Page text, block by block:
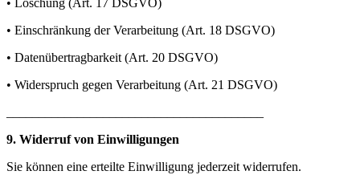
• Löschung (Art. 17 DSGVO)
• Einschränkung der Verarbeitung (Art. 18 DSGVO)
• Datenübertragbarkeit (Art. 20 DSGVO)
• Widerspruch gegen Verarbeitung (Art. 21 DSGVO)
9. Widerruf von Einwilligungen
Sie können eine erteilte Einwilligung jederzeit widerrufen.